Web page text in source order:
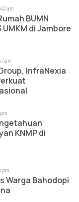
am
BUMN
di Jambore
am
InfraNexia
KNMP di
pm
Warga Bahodopi